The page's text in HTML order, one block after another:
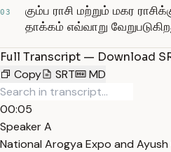
03
கும்ப ராசி மற்றும் மகர
தாக்கம் எவ்வாறு
Full Transcript — Download
Copy
SRT MD
00:05
Speaker A
National Arogya Expo and